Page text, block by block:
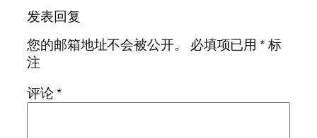
发表回复
您的邮箱地址不会被公开。
必填项已用*标
注
评论*